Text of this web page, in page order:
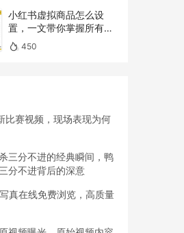
小红书虚拟商品怎么设
置，一文带你掌握所有操
作 450
比赛视频，现场表现为何
三分不进的经典瞬间，鸭
分不进背后的深意
真在线免费浏览，高质量